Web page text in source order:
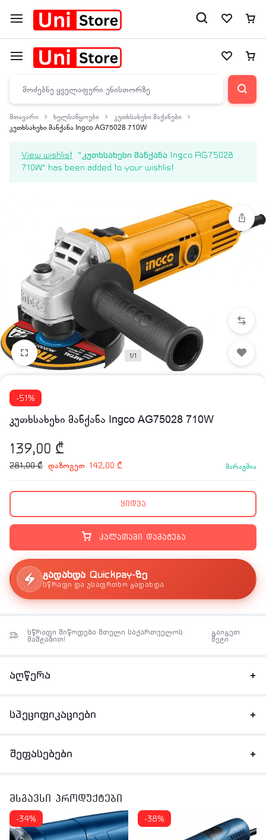
მთავარი ხელსაწყოები
კუთხსახეხი მაქანები
კუთხსახეხი მანქანა Ingco AG75028 710W
View wishlist
“კუთხსახეხი მანქანა Ingco AG75028
710W” has been added to your wishlist
1/1
-51%
კუთხსახეხი მანქანა Ingco AG75028 710W
139,00 ₾
281,00₾ დაზოგეთ 142,00 ₾ მარაგშია
კალათაში დამატება
ყიდვა
გადახდა Quickpay-ზე
სწრაფი და უსაფრთხო გადახდა
სწრაფი მიწოდება მთელი საქართველოს
მაშტაბით!
გაიგეთ
მეტი
აღწერა
სპეციფიკაციები
შეფასებები
მსგავსი პროდუქტები
-34% -38%